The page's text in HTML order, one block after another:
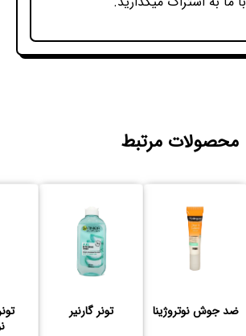
محصولات مرتبط
ضد جوش نوتروژینا تونر گارنیر